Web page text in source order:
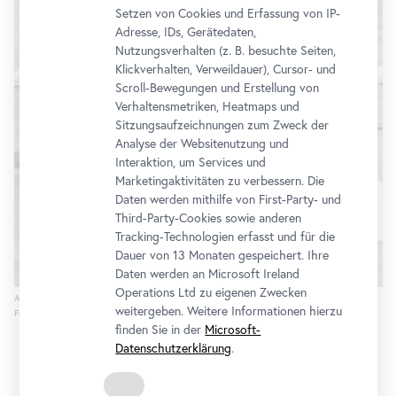
Ausstellungsansicht "Erwin Wurm. Performative Skulpturen"
Foto: Johannes Stoll, © Belvedere, Wien
Setzen von Cookies und Erfassung von IP-
Adresse, IDs, Gerätedaten,
Nutzungsverhalten (z. B. besuchte Seiten,
Klickverhalten, Verweildauer), Cursor- und
Scroll-Bewegungen und Erstellung von
Verhaltensmetriken, Heatmaps und
Sitzungsaufzeichnungen zum Zweck der
Analyse der Websitenutzung und
Interaktion, um Services und
Marketingaktivitäten zu verbessern. Die
Daten werden mithilfe von First-Party- und
Third-Party-Cookies sowie anderen
Tracking-Technologien erfasst und für die
Dauer von 13 Monaten gespeichert. Ihre
Daten werden an Microsoft Ireland
Operations Ltd zu eigenen Zwecken
weitergeben. Weitere Informationen hierzu
finden Sie in der Microsoft-
Datenschutzerklärung.